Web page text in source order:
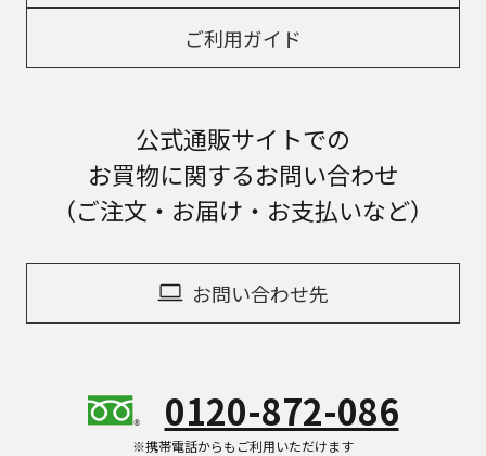
ご利用ガイド
公式通販サイトでの
お買物に関するお問い合わせ
（ご注文・お届け・お支払いなど）
お問い合わせ先
0120-872-086
※携帯電話からもご利用いただけます